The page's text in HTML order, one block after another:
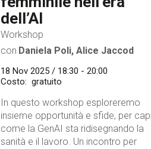
dell’AI
Workshop
con Daniela Poli, Alice Jaccod
18 Nov 2025 / 18:30 - 20:00
Costo
gratuito
In questo workshop esploreremo
insieme opportunità e sfide, per
come la GenAI sta ridisegnando la
sanità e il lavoro. Un incontro per